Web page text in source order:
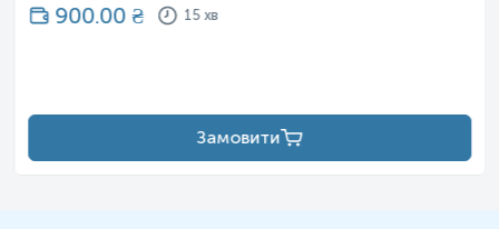
900.00₴ 15 хв
Замовити